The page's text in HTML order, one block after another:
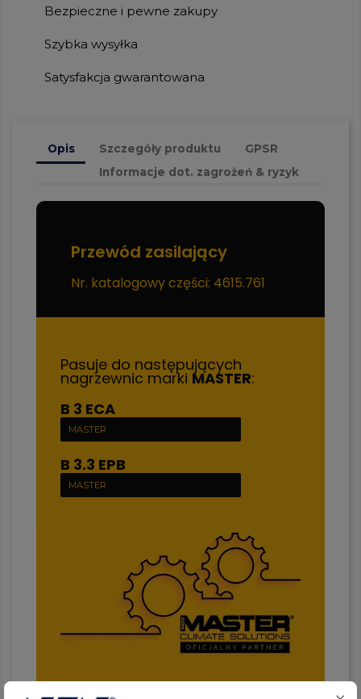
Bezpieczne i pewne zakupy
Szybka wysyłka
Satysfakcja gwarantowana
Opis Szczegóły produktu
GPSR
Informacje dot. zagrożeń & ryzyk
Przewód zasilający
Nr. katalogowy części: 4615.761
Pasuje do następujących
nagrzewnic marki MASTER:
B 3 ECA
MASTER
B 3.3 EPB
MASTER